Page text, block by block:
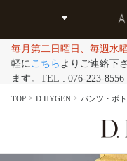
毎月第二日曜日、毎週水
軽にこちら よりご連絡下
ます。TEL : 076-223-8556
TOP D.HYGEN パンツ・ボ